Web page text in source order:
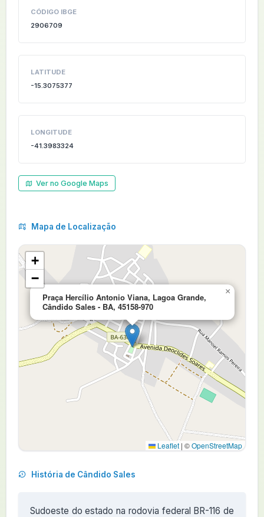
CÓDIGO IBGE
2906709
LATITUDE
-15.3075377
LONGITUDE
-41.3983324
Ver no Google Maps
Mapa de Localização
Praça Hercílio Antonio Viana, Lagoa Grande,
Cândido Sales - BA, 45158-970
×
+
−
Leaflet | ©OpenStreetMap
História de Cândido Sales
Sudoeste do estado na rodovia federal BR-116 de